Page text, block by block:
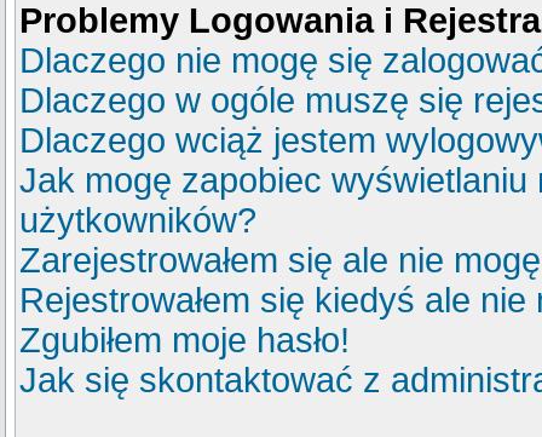
Problemy Logowania i
Dlaczego nie mogę się
Dlaczego w ogóle muszę się
Dlaczego wciąż jestem
Jak mogę zapobiec
użytkowników?
Zarejestrowałem się ale nie
Rejestrowałem się kiedyś ale
Zgubiłem moje hasło!
Jak się skontaktować z